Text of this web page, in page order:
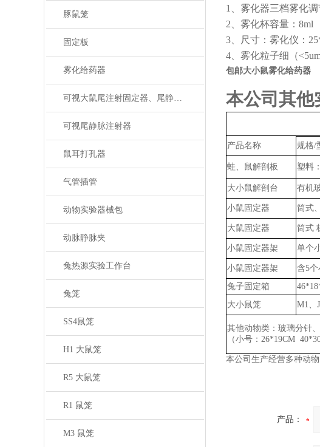
豚鼠笼
固定板
雾化给药器
可视大鼠尾注射固定器、尾静脉注射
可视尾静脉注射器
鼠耳打孔器
气管插管
动物实验器械包
动脉静脉夹
兔热源实验工作台
兔笼
SS4鼠笼
H1 大鼠笼
R5 大鼠笼
R1 鼠笼
M3 鼠笼
1、 雾化器三档雾化
2、 雾化杯容量： 8ml
3、尺寸：雾化仪：
4、 雾化粒子细（<5
包邮大小鼠雾化给药器
本公司其他
产品名称 规格/
蛙、鼠解剖板 塑料：
大小鼠解剖台
有机
小鼠固定器 筒式
大鼠固定器 筒式
小鼠固定器架 单个
小鼠固定器架 含5个
兔子固定箱
大小鼠笼
M1、
其他动物类：玻璃分针
（小号： 26*19CM
本公司生产经营多种动
产品：